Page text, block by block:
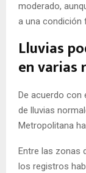
moderado,
a una condición
Lluvias
en varias
De acuerdo con
de lluvias
Metropolitana
Entre las zonas
los registros